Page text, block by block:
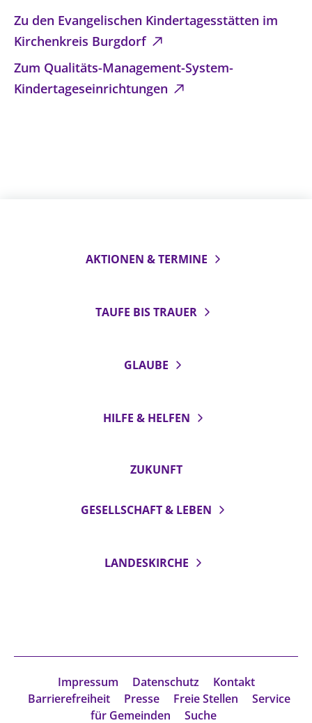
Zu den Evangelischen Kindertagesstätten im
Kirchenkreis Burgdorf
Zum Qualitäts-Management-System-
Kindertageseinrichtungen
AKTIONEN & TERMINE
TAUFE BIS TRAUER
GLAUBE
HILFE & HELFEN
ZUKUNFT
GESELLSCHAFT & LEBEN
LANDESKIRCHE
Impressum Datenschutz
Kontakt
Barrierefreiheit
Presse Freie Stellen
Service
für Gemeinden
Suche